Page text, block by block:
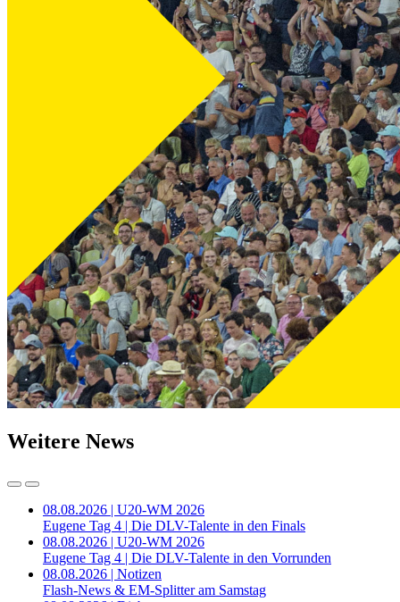
Weitere News
08.08.2026 | U20-WM 2026
Eugene Tag 4 | Die DLV-Talente in den Finals
08.08.2026 | U20-WM 2026
Eugene Tag 4 | Die DLV-Talente in den Vorrunden
08.08.2026 | Notizen
Flash-News & EM-Splitter am Samstag